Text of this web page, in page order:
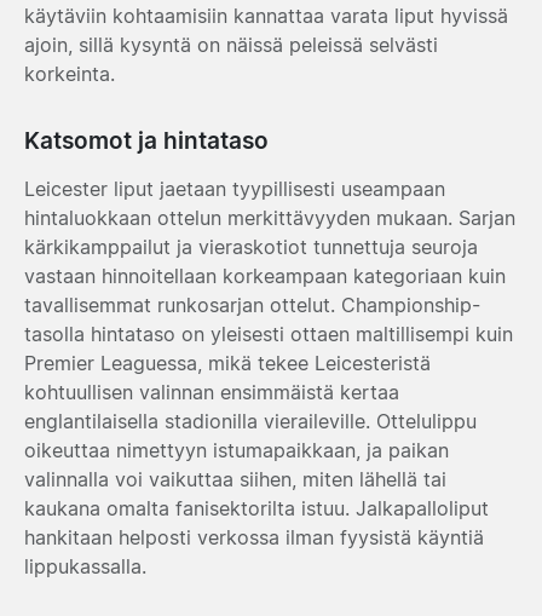
käytäviin kohtaamisiin kannattaa varata liput hyvissä
ajoin, sillä kysyntä on näissä peleissä selvästi
korkeinta.
Katsomot ja hintataso
Leicester liput jaetaan tyypillisesti useampaan
hintaluokkaan ottelun merkittävyyden mukaan. Sarjan
kärkikamppailut ja vieraskotiot tunnettuja seuroja
vastaan hinnoitellaan korkeampaan kategoriaan kuin
tavallisemmat runkosarjan ottelut. Championship-
tasolla hintataso on yleisesti ottaen maltillisempi kuin
Premier Leaguessa, mikä tekee Leicesteristä
kohtuullisen valinnan ensimmäistä kertaa
englantilaisella stadionilla vieraileville. Ottelulippu
oikeuttaa nimettyyn istumapaikkaan, ja paikan
valinnalla voi vaikuttaa siihen, miten lähellä tai
kaukana omalta fanisektorilta istuu. Jalkapalloliput
hankitaan helposti verkossa ilman fyysistä käyntiä
lippukassalla.